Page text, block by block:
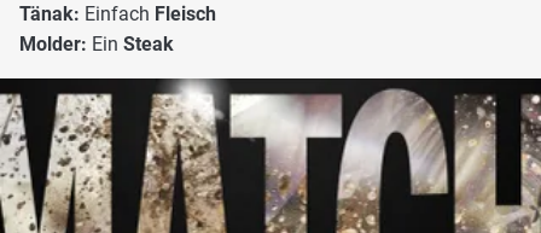
Tänak: Einfach Fleisch
Molder: Ein Steak